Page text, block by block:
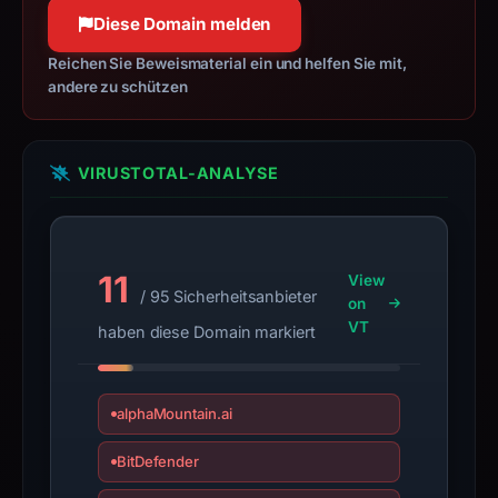
This
report
summarizes
bound
observations,
not
a
with
domain;
submit
an
appeal
Diese Domain melden
Reichen Sie Beweismaterial ein und helfen Sie mit,
andere zu schützen
VIRUSTOTAL-ANALYSE
11
/ 95 Sicherheitsanbieter
haben diese Domain markiert
View
on
VT
alphaMountain.ai
BitDefender